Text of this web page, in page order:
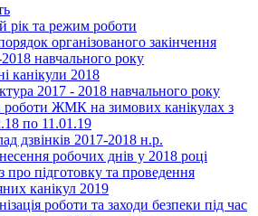
рік та режим роботи
організованого закінчення
навчального року
канікули 2018
2017 - 2018 навчального року
ЖМК на зимових канікулах з
по 11.01.19
дзвінків 2017-2018 н.р.
робочих днів у 2018 році
про підготовку та проведення
канікул 2019
роботи та заходи безпеки під час